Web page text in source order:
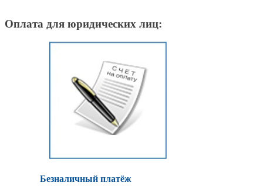
Оплата для юридических лиц:
Безналичный платёж